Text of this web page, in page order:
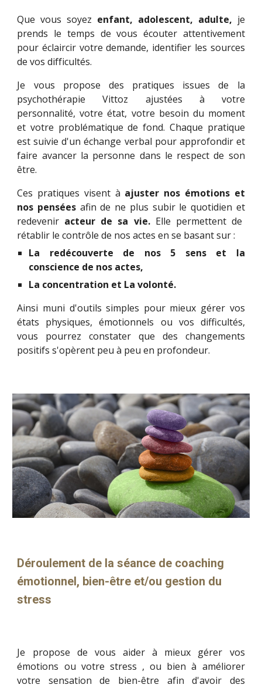
Que vous soyez enfant, adolescent, adulte, je
prends le temps de vous écouter attentivement
pour éclaircir votre demande, identifier les sources
de vos difficultés.
Je vous propose des pratiques issues de la
psychothérapie Vittoz ajustées à votre
personnalité, votre état, votre besoin du moment
et votre problématique de fond. Chaque pratique
est suivie d'un échange verbal pour approfondir et
faire avancer la personne dans le respect de son
être.
Ces pratiques visent à ajuster nos émotions et
nos pensées afin de ne plus subir le quotidien et
redevenir acteur de sa vie. Elle permettent de
rétablir le contrôle de nos actes en se basant sur :
La redécouverte de nos 5 sens et la
conscience de nos actes,
La concentration et La volonté.
Ainsi muni d'outils simples pour mieux gérer vos
états physiques, émotionnels ou vos difficultés,
vous pourrez constater que des changements
positifs s'opèrent peu à peu en profondeur.
Déroulement de la séance de coaching
émotionnel, bien-être et/ou gestion du
stress
Je propose de vous aider à mieux gérer vos
émotions ou votre stress , ou bien à améliorer
votre sensation de bien-être afin d'avoir des